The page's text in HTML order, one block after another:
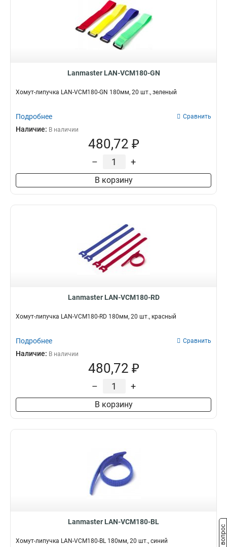
Lanmaster LAN-VCM180-GN
Хомут-липучка LAN-VCM180-GN 180мм, 20 шт., зеленый
Подробнее Сравнить
Наличие: В наличии
480,72 ₽
– +
В корзину
Lanmaster LAN-VCM180-RD
Хомут-липучка LAN-VCM180-RD 180мм, 20 шт., красный
Подробнее Сравнить
Наличие: В наличии
480,72 ₽
– +
В корзину
Lanmaster LAN-VCM180-BL
Хомут-липучка LAN-VCM180-BL 180мм, 20 шт., синий